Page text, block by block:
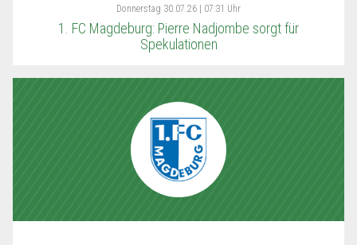
Donnerstag 30.07.26 | 07:31 Uhr
1. FC Magdeburg: Pierre Nadjombe sorgt für
Spekulationen